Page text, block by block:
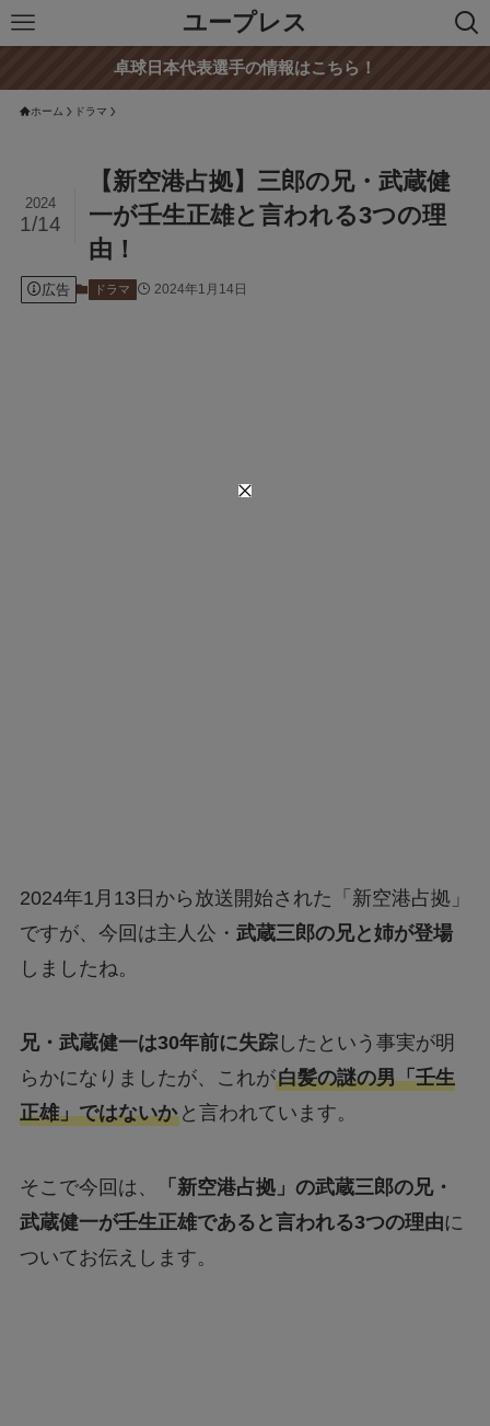
ユープレス
卓球日本代表選手の情報はこちら！
ホーム ドラマ
【新空港占拠】三郎の兄・武蔵健
一が壬生正雄と言われる3つの理
由！
2024
1/14
広告 ドラマ 2024年1月14日
2024年1月13日から放送開始された「新空港占拠」
ですが、今回は主人公・ 武蔵三郎の兄と姉が登場
しましたね。
兄・武蔵健一は30年前に失踪したという事実が明
らかになりましたが、これが白髪の謎の男「壬生
正雄」ではないかと言われています。
そこで今回は、
「新空港占拠」の武蔵三郎の兄・
武蔵健一が壬生正雄であると言われる3つの理由に
ついてお伝えします。